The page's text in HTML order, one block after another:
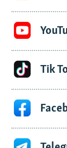
Tik